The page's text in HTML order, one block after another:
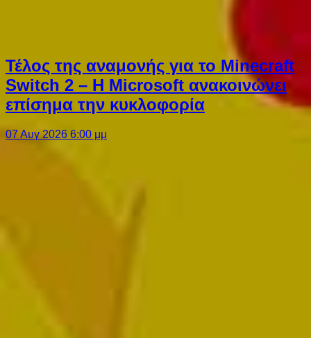
Τέλος της αναμονής για το Minecraft
Switch 2 – Η Microsoft ανακοινώνει
επίσημα την κυκλοφορία
07 Αυγ 2026 6:00 μμ